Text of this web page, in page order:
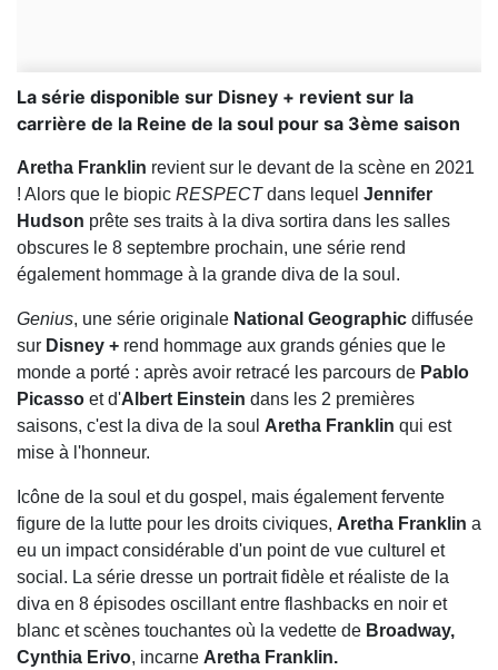
La série disponible sur Disney + revient sur la
carrière de la Reine de la soul pour sa 3ème saison
Aretha Franklin revient sur le devant de la scène en 2021
! Alors que le biopic RESPECTdans lequel Jennifer
Hudson prête ses traits à la diva sortira dans les salles
obscures le 8 septembre prochain, une série rend
également hommage à la grande diva de la soul.
Genius, une série originale National Geographic diffusée
sur Disney + rend hommage aux grands génies que le
monde a porté : après avoir retracé les parcours de Pablo
Picasso et d'Albert Einstein dans les 2 premières
saisons, c'est la diva de la soul Aretha Franklin qui est
mise à l'honneur.
Icône de la soul et du gospel, mais également fervente
figure de la lutte pour les droits civiques, Aretha Franklin a
eu un impact considérable d'un point de vue culturel et
social. La série dresse un portrait fidèle et réaliste de la
diva en 8 épisodes oscillant entre flashbacks en noir et
blanc et scènes touchantes où la vedette de Broadway,
Cynthia Erivo, incarne Aretha Franklin.